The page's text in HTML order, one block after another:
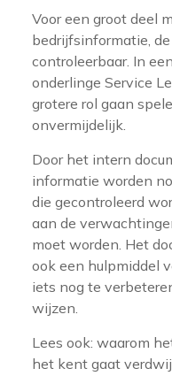
Voor een groot deel
bedrijfsinformatie,
controleerbaar. In
onderlinge Service
grotere rol gaan
onvermijdelijk.
Door het intern
informatie worden
die gecontroleerd
aan de
moet worden. Het
ook een hulpmiddel
iets nog te
wijzen.
Lees ook: waarom
het kent gaat